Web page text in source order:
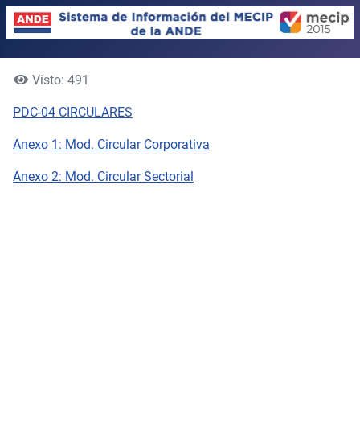
Visto: 491
PDC-04 CIRCULARES
Anexo 1: Mod. Circular Corporativa
Anexo 2: Mod. Circular Sectorial